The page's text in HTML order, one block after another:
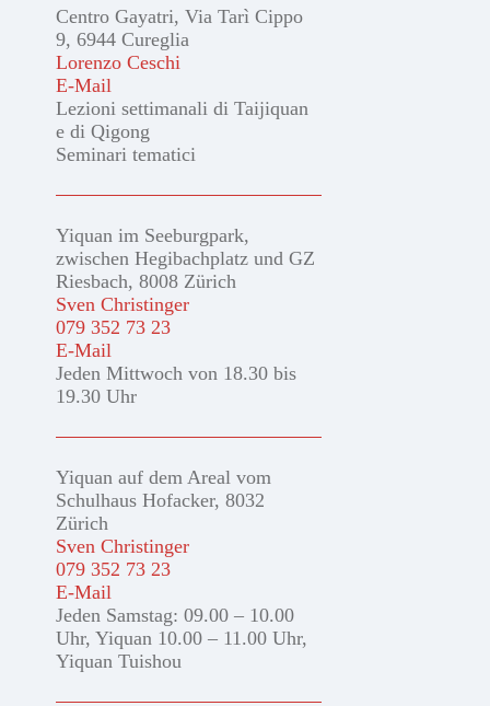
Centro Gayatri, Via Tarì Cippo
9, 6944 Cureglia
Lorenzo Ceschi
E-Mail
Lezioni settimanali di Taijiquan
e di Qigong
Seminari tematici
Yiquan im Seeburgpark,
zwischen Hegibachplatz und GZ
Riesbach, 8008 Zürich
Sven Christinger
079 352 73 23
E-Mail
Jeden Mittwoch von 18.30 bis
19.30 Uhr
Yiquan auf dem Areal vom
Schulhaus Hofacker, 8032
Zürich
Sven Christinger
079 352 73 23
E-Mail
Jeden Samstag: 09.00 – 10.00
Uhr, Yiquan 10.00 – 11.00 Uhr,
Yiquan Tuishou